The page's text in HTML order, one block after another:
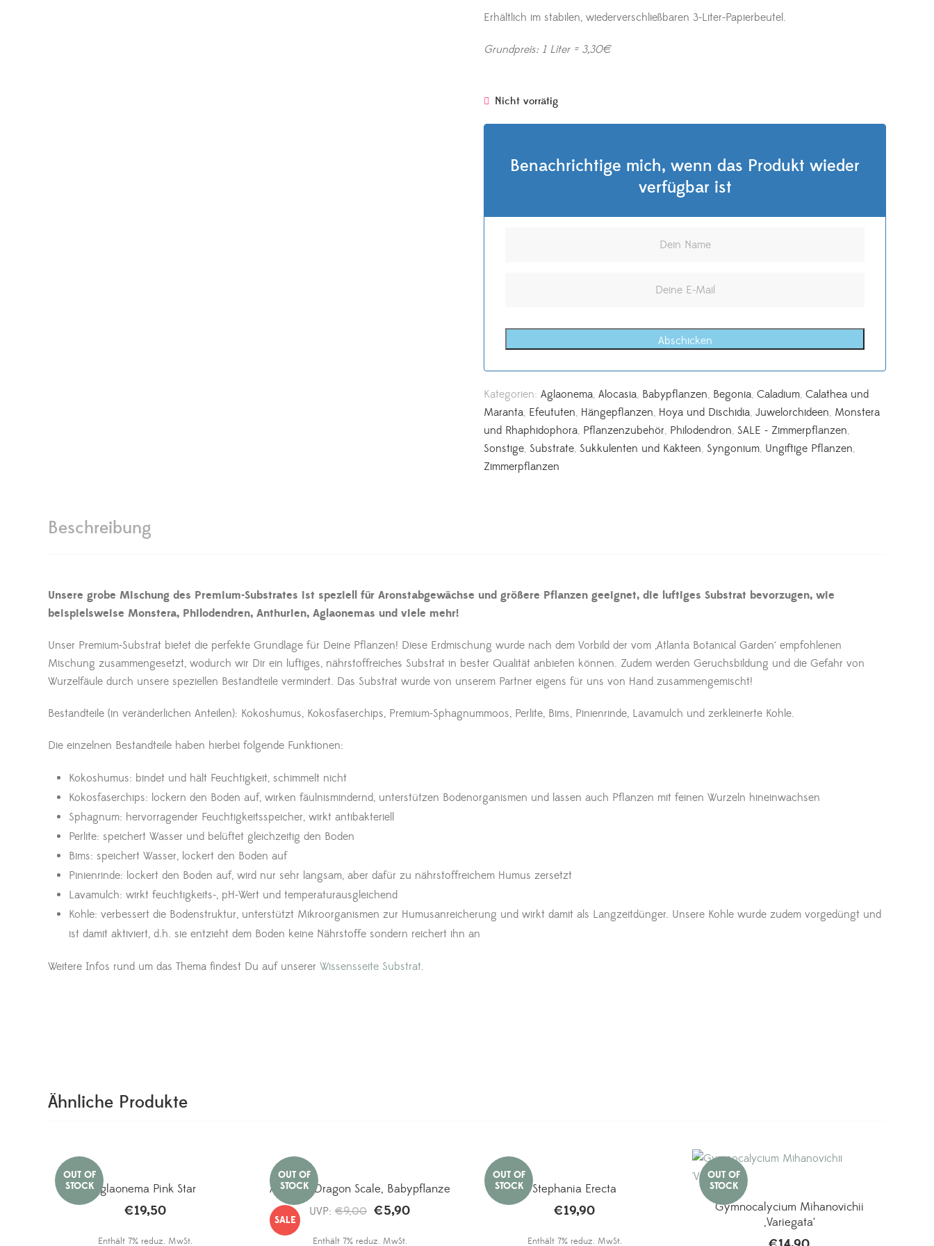
Erhältlich im stabilen, wiederverschließbaren 3-Liter-Papierbeutel.
Grundpreis: 1 Liter = 3,30€
Nicht vorrätig
Benachrichtige mich, wenn das Produkt wieder
verfügbar ist
Abschicken
Kategorien:Aglaonema,Alocasia, Babypflanzen, Begonia,Caladium,Calathea und
Maranta, Efeututen, Hängepflanzen, Hoya und Dischidia,Juwelorchideen, Monstera
und Rhaphidophora, Pflanzenzubehör, Philodendron,SALE - Zimmerpflanzen,
Sonstige,Substrate,Sukkulenten und Kakteen,Syngonium, Ungiftige Pflanzen,
Zimmerpflanzen
Beschreibung
Unsere grobe Mischung des Premium-Substrates ist speziell für Aronstabgewächse und größere Pflanzen geeignet, die luftiges Substrat bevorzugen, wie
beispielsweise Monstera, Philodendren, Anthurien, Aglaonemas und viele mehr!
Unser Premium-Substrat bietet die perfekte Grundlage für Deine Pflanzen! Diese Erdmischung wurde nach dem Vorbild der vom ‚Atlanta Botanical Garden‘ empfohlenen
Mischung zusammengesetzt, wodurch wir Dir ein luftiges, nährstoffreiches Substrat in bester Qualität anbieten können. Zudem werden Geruchsbildung und die Gefahr von
Wurzelfäule durch unsere speziellen Bestandteile vermindert. Das Substrat wurde von unserem Partner eigens für uns von Hand zusammengemischt!
Bestandteile (in veränderlichen Anteilen): Kokoshumus, Kokosfaserchips, Premium-Sphagnummoos, Perlite, Bims, Pinienrinde, Lavamulch und zerkleinerte Kohle.
Die einzelnen Bestandteile haben hierbei folgende Funktionen:
Kokoshumus: bindet und hält Feuchtigkeit, schimmelt nicht
Kokosfaserchips: lockern den Boden auf, wirken fäulnismindernd, unterstützen Bodenorganismen und lassen auch Pflanzen mit feinen Wurzeln hineinwachsen
Sphagnum: hervorragender Feuchtigkeitsspeicher, wirkt antibakteriell
Perlite: speichert Wasser und belüftet gleichzeitig den Boden
Bims: speichert Wasser, lockert den Boden auf
Pinienrinde: lockert den Boden auf, wird nur sehr langsam, aber dafür zu nährstoffreichem Humus zersetzt
Lavamulch: wirkt feuchtigkeits-, pH-Wert und temperaturausgleichend
Kohle: verbessert die Bodenstruktur, unterstützt Mikroorganismen zur Humusanreicherung und wirkt damit als Langzeitdünger. Unsere Kohle wurde zudem vorgedüngt und
ist damit aktiviert, d.h. sie entzieht dem Boden keine Nährstoffe sondern reichert ihn an
Weitere Infos rund um das Thema findest Du auf unserer Wissensseite Substrat.
Ähnliche Produkte
Aglaonema Pink Star
€19,50
Enthält 7% reduz. MwSt.
SALE
Alocasia Dragon Scale, Babypflanze
UVP: €9,00 Ursprünglicher
€5,90Aktueller
Enthält 7% reduz. MwSt.
Stephania Erecta
€19,90
Enthält 7% reduz. MwSt.
Gymnocalycium Mihanovichii
‚Variegata‘